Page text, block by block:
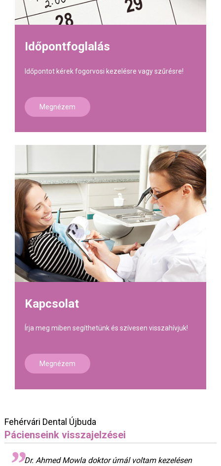
Időpontfoglalás
Időpontot kérek fogorvosi kezelésre vagy szűrésre!
Megnézem
Kapcsolat
Írja meg miben segíthetünk és szívesen visszahívjuk!
Megnézem
Fehérvári Dental Újbuda
Pácienseink visszajelzései
Dr. Ahmed Mowla doktor úrnál voltam kezelésen